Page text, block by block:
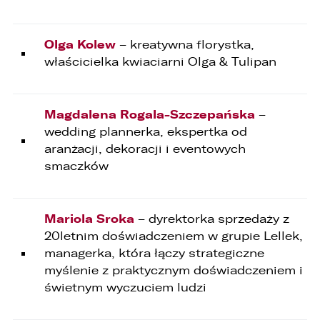
Olga Kolew – kreatywna florystka,
właścicielka kwiaciarni Olga & Tulipan
Magdalena Rogala-Szczepańska –
wedding plannerka, ekspertka od
aranżacji, dekoracji i eventowych
smaczków
Mariola Sroka – dyrektorka sprzedaży z
20letnim doświadczeniem w grupie Lellek,
managerka, która łączy strategiczne
myślenie z praktycznym doświadczeniem i
świetnym wyczuciem ludzi
1. Kontakt z Inspektorem Ochrony Danych -
iod@lellek.com.pl
3. Państwa dane osobowe przetwarzane będą
w celu:
1. podniesienia bezpieczeństwa i rzetelności
obsługi klienta,
3. weryfikacji możliwości zawarcia umowy,
5. obsługi zgłoszeń i udzielania odpowiedzi na
zgłoszenia.